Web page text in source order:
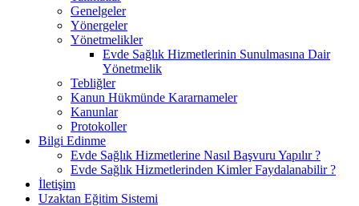
Genelgeler
Yönergeler
Yönetmelikler
Evde Sağlık Hizmetlerinin Sunulmasına Dair
Yönetmelik
Tebliğler
Kanun Hükmünde Kararnameler
Kanunlar
Protokoller
Bilgi Edinme
Evde Sağlık Hizmetlerine Nasıl Başvuru Yapılır ?
Evde Sağlık Hizmetlerinden Kimler Faydalanabilir ?
İletişim
Uzaktan Eğitim Sistemi